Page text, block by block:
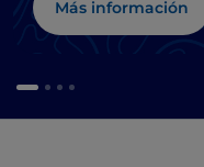
Más información